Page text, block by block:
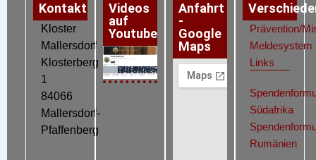
Kontakt
Kloster
Mallersdorf
Klosterberg
1
84066
Mallersdorf-
Pfaffenberg
Videos
auf
Youtube
Datenschutz
Impressum
Cookie-Richtlinie (EU)
Anfahrt
-
Google
Maps
Prävention/
Meldesystem
Links
Südafrika
Rumänien